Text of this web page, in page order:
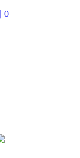
0 |